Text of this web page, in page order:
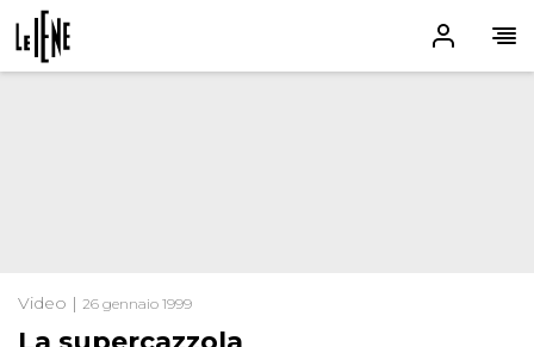
Video | 26 gennaio 1999